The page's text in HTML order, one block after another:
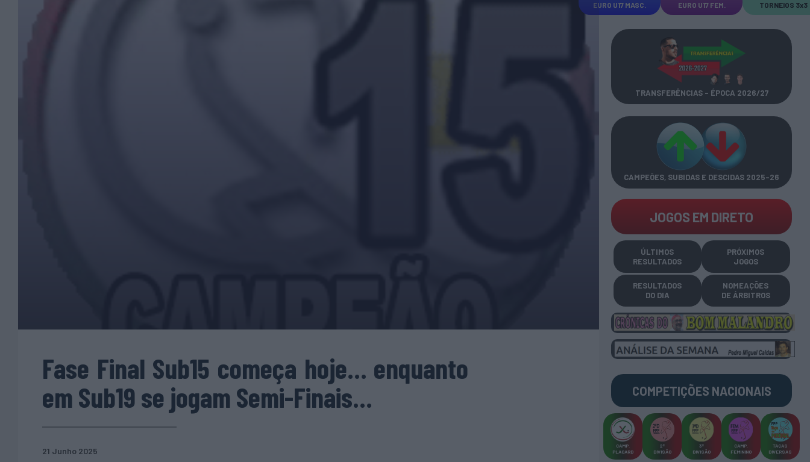
Fase Final Sub15 começa hoje… enquanto
em Sub19 se jogam Semi-Finais…
21 Junho 2025
EURO U17 MASC. EURO U17 FEM. TORNEIOS 3x3
TRANSFERÊNCIAS - ÉPOCA 2026/27
CAMPEÕES, SUBIDAS E DESCIDAS 2025-26
JOGOS EM DIRETO
ÚLTIMOS
RESULTADOS
PRÓXIMOS
JOGOS
RESULTADOS
DO DIA
NOMEAÇÕES
DE ÁRBITROS
COMPETIÇÕES NACIONAIS
CAMP.
PLACARD
2ª
DIVISÃO
3ª
DIVISÃO
CAMP.
FEMININO
TAÇAS
DIVERSAS